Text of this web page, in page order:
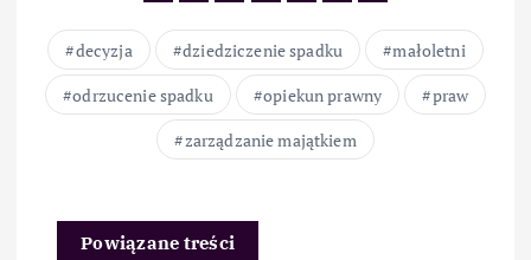
decyzja dziedziczenie spadku
małoletni
odrzucenie spadku
opiekun prawny
praw
zarządzanie majątkiem
Powiązane treści